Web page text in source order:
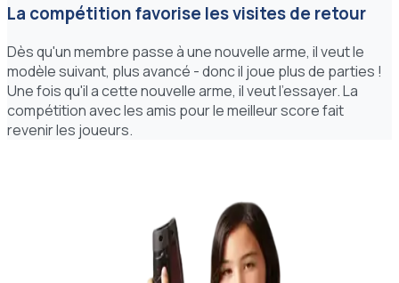
La compétition favorise les visites de retour
Dès qu'un membre passe à une nouvelle arme, il veut le
modèle suivant, plus avancé - donc il joue plus de parties !
Une fois qu'il a cette nouvelle arme, il veut l'essayer. La
compétition avec les amis pour le meilleur score fait
revenir les joueurs.